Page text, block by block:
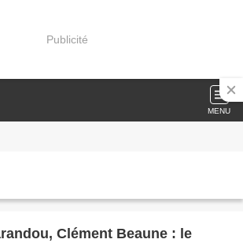
Publicité
MENU
Clément Beaune : le